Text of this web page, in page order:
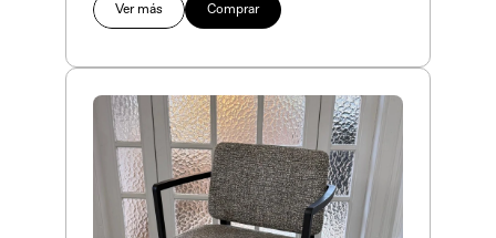
Ver más Comprar